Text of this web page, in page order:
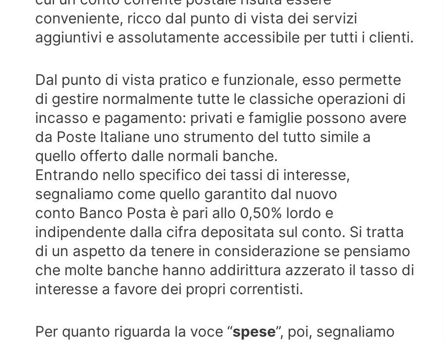
conveniente, ricco dal punto di vista dei servizi
aggiuntivi e assolutamente accessibile per tutti i clienti.
Dal punto di vista pratico e funzionale, esso permette
di gestire normalmente tutte le classiche operazioni di
incasso e pagamento: privati e famiglie possono avere
da Poste Italiane uno strumento del tutto simile a
quello offerto dalle normali banche.
Entrando nello specifico dei tassi di interesse,
segnaliamo come quello garantito dal nuovo
conto Banco Posta è pari allo 0,50% lordo e
indipendente dalla cifra depositata sul conto. Si tratta
di un aspetto da tenere in considerazione se pensiamo
che molte banche hanno addirittura azzerato il tasso di
interesse a favore dei propri correntisti.
Per quanto riguarda la voce “spese”, poi, segnaliamo